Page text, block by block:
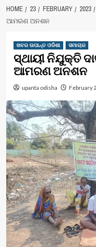
HOME 23 FEBRUARY 2023
ଆମରଣ ଅନଶନ
ଖବର ଉପାନ୍ତ ଓଡିଶା ସମାଚାର
ସ୍ଥାୟୀ ନିଯୁକ୍ତି
ଆମରଣ ଅନଶନ
upanta odisha February